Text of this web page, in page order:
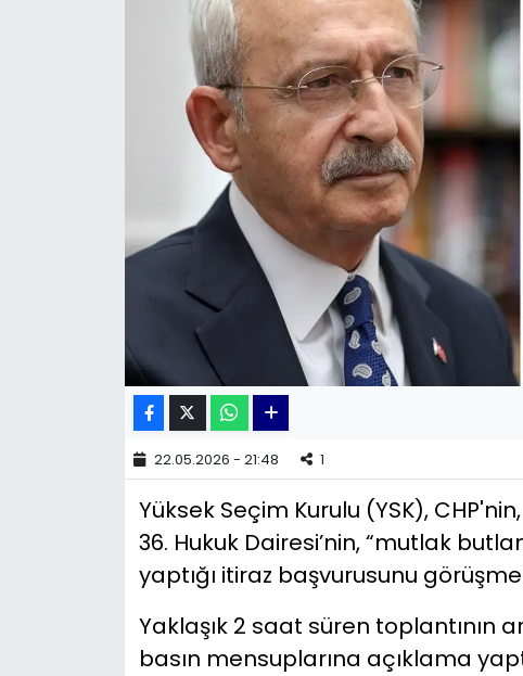
22.05.2026 - 21:48 1
Yüksek Seçim Kurulu (YSK),
36. Hukuk Dairesi’nin, “mutlak
yaptığı itiraz başvurusunu
Yaklaşık 2 saat süren toplantının
basın mensuplarına açıklama
KÜLTÜR SANAT
Siyaset
TEKNOLOJİ
YEREL POLİTİKA
YEREL YÖNETİMLER